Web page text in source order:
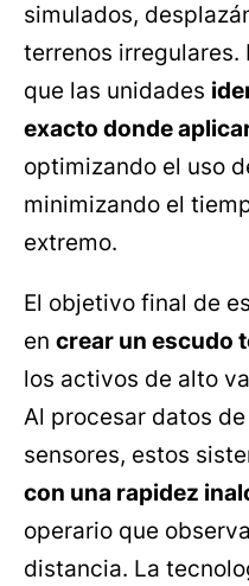
simulados,
terrenos irregulares.
que las unidades
exacto donde
optimizando el uso
minimizando el
extremo.
El objetivo final de
en crear un escudo
los activos de alto
Al procesar datos
sensores, estos
con una rapidez
operario que
distancia. La